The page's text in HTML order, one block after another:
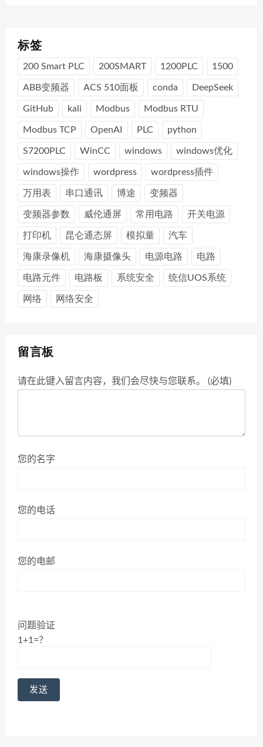
标签
200 Smart PLC 200SMART 1200PLC 1500
ABB变频器 ACS 510面板 conda DeepSeek
GitHub kali Modbus Modbus RTU
Modbus TCP OpenAI PLC python
S7200PLC WinCC windows windows优化
windows操作 wordpress wordpress插件
万用表 串口通讯 博途 变频器
变频器参数 威伦通屏 常用电路 开关电源
打印机 昆仑通态屏 模拟量 汽车
海康录像机 海康摄像头 电源电路 电路
电路元件 电路板 系统安全 统信UOS系统
网络 网络安全
留言板
请在此键入留言内容，我们会尽快与您联系。 (必填)
您的名字
您的电话
您的电邮
问题验证
1+1=？